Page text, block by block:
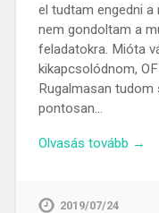
el tudtam engedni a
nem gondoltam a
feladatokra. Mióta
kikapcsolódnom,
Rugalmasan tudom
pontosan…
Olvasás tovább →
2019/07/24